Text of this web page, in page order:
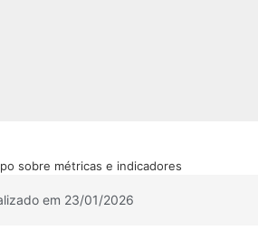
sobre métricas e indicadores
em 23/01/2026